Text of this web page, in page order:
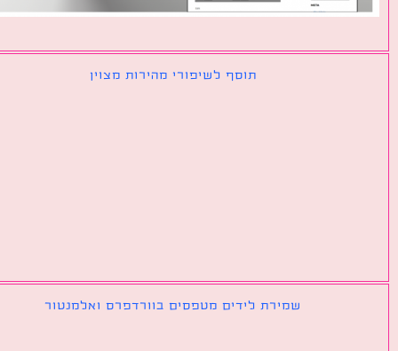
תוסף לשיפורי מהירות מצוין
שמירת לידים מטפסים בוורדפרס ואלמנטור